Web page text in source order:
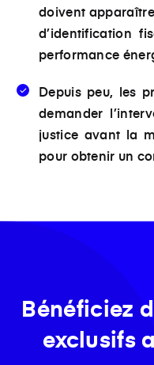
doivent
d’identification
performance
Depuis peu, les
demander
justice avant la
pour obtenir un
Bénéficiez
exclusifs